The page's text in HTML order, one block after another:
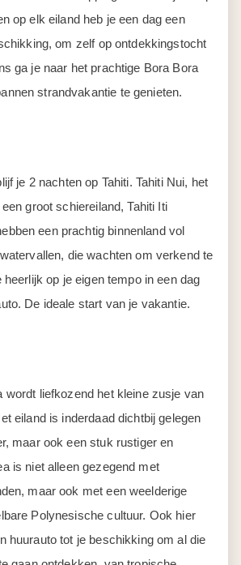
op elk eiland heb je een dag een
om zelf op ontdekkingstocht
ga je naar het prachtige Bora Bora
strandvakantie te genieten.
je 2 nachten op Tahiti. Tahiti Nui, het
groot schiereiland, Tahiti Iti
een prachtig binnenland vol
die wachten om verkend te
op je eigen tempo in een dag
De ideale start van je vakantie.
wordt liefkozend het kleine zusje van
eiland is inderdaad dichtbij gelegen
maar ook een stuk rustiger en
is niet alleen gezegend met
maar ook met een weelderige
Polynesische cultuur. Ook hier
huurauto tot je beschikking om al die